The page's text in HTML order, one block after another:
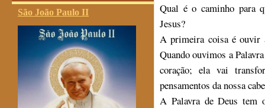
São João Paulo II
Qual é o caminho para
Jesus?
A primeira coisa é ouvir
Quando ouvimos a
coração; ela vai
pensamentos da nossa
A Palavra de Deus tem